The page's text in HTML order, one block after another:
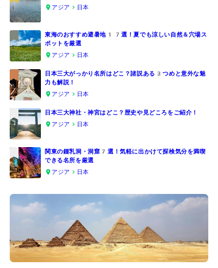
1
アジア
日本
2
東海のおすすめ避暑地17選！夏でも涼しい自然＆穴場ス
ポットを厳選
アジア
日本
3
日本三大がっかり名所はどこ？諸説ある3つめと意外な魅
力も解説！
アジア
日本
4
日本三大神社・神宮はどこ？歴史や見どころをご紹介！
アジア
日本
5
関東の鍾乳洞・洞窟7選！気軽に出かけて探検気分を満喫
できる名所を厳選
アジア
日本